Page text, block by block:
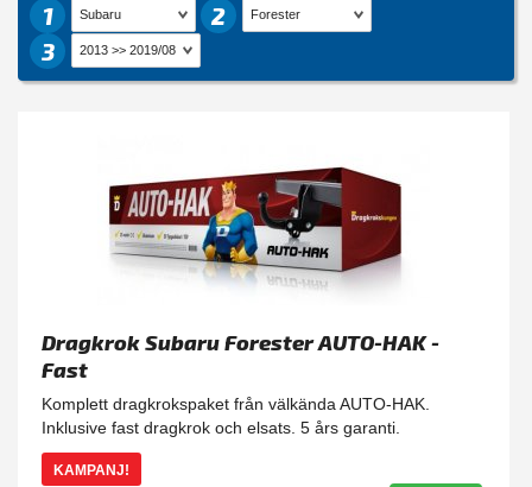
1
2
3
Dragkrok Subaru Forester AUTO-HAK -
Fast
Komplett dragkrokspaket från välkända AUTO-HAK.
Inklusive fast dragkrok och elsats. 5 års garanti.
KAMPANJ!